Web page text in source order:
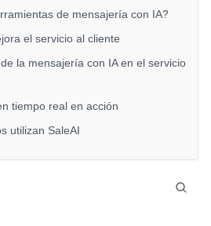
de mensajería con IA?
el servicio al cliente
la mensajería con IA en el servicio
tiempo real en acción
utilizan SaleAI